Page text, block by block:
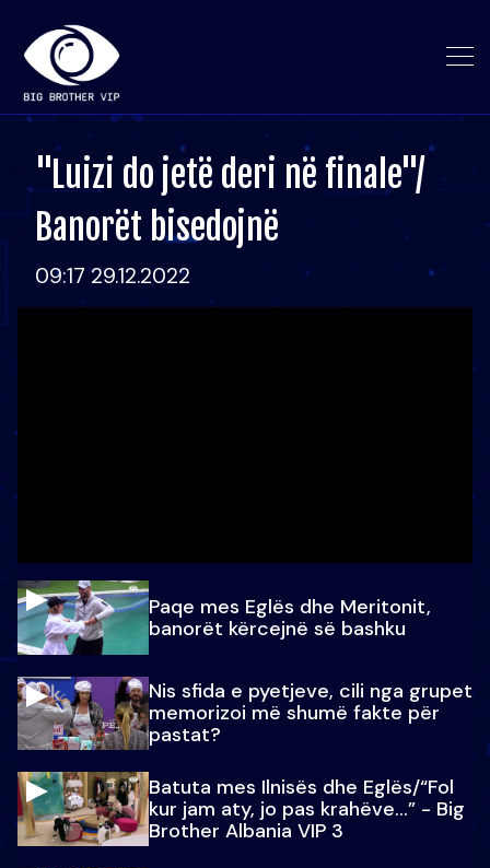
"Luizi do jetë deri në finale"/
Banorët bisedojnë
09:17 29.12.2022
Paqe mes Eglës dhe Meritonit,
banorët kërcejnë së bashku
Nis sfida e pyetjeve, cili nga grupet
memorizoi më shumë fakte për
pastat?
Batuta mes Ilnisës dhe Eglës/“Fol
kur jam aty, jo pas krahëve…” - Big
Brother Albania VIP 3